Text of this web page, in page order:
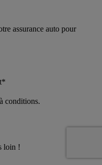
assurance auto pour
conditions.
loin !